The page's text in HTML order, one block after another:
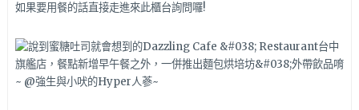
如果要用餐的話直接走進來此櫃台詢問囉!